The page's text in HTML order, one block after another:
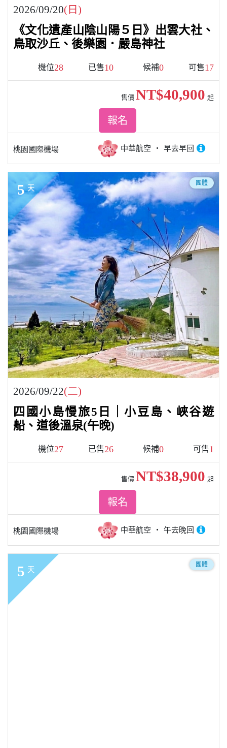
2026/09/20(日)
《文化遺產山陰山陽５日》出雲大社、
鳥取沙丘、後樂園．嚴島神社
機位28 已售10 候補0 可售17
桃園國際機場 中華航空 早去早回
售價 NT$40,900 起
報名
5 天
團體
2026/09/22(二)
四國小島慢旅5日｜小豆島、峽谷遊
船、道後溫泉(午晚)
機位27 已售26 候補0 可售1
桃園國際機場 中華航空 午去晚回
售價 NT$38,900 起
報名
5 天
團體